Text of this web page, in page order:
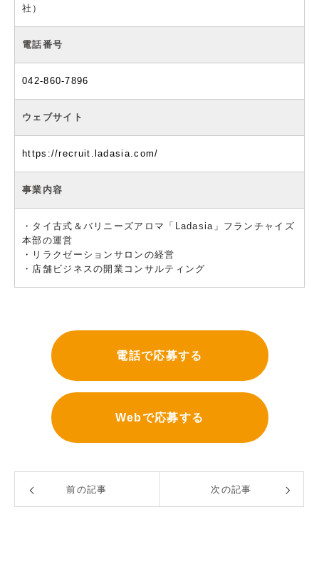
社）
電話番号
042-860-7896
ウェブサイト
https://recruit.ladasia.com/
事業内容
・タイ古式＆バリニーズアロマ「Ladasia」フランチャイズ
本部の運営
・リラクゼーションサロンの経営
・店舗ビジネスの開業コンサルティング
電話で応募する
Webで応募する
前の記事 次の記事